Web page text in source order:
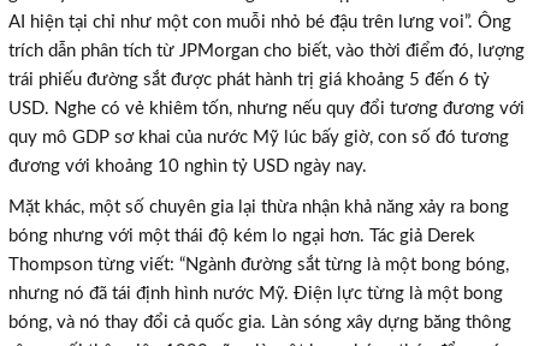
AI hiện tại chỉ như một con muỗi nhỏ bé đậu trên lưng voi”. Ông
trích dẫn phân tích từ JPMorgan cho biết, vào thời điểm đó, lượng
trái phiếu đường sắt được phát hành trị giá khoảng 5 đến 6 tỷ
USD. Nghe có vẻ khiêm tốn, nhưng nếu quy đổi tương đương với
quy mô GDP sơ khai của nước Mỹ lúc bấy giờ, con số đó tương
đương với khoảng 10 nghìn tỷ USD ngày nay.
Mặt khác, một số chuyên gia lại thừa nhận khả năng xảy ra bong
bóng nhưng với một thái độ kém lo ngại hơn. Tác giả Derek
Thompson từng viết: “Ngành đường sắt từng là một bong bóng,
nhưng nó đã tái định hình nước Mỹ. Điện lực từng là một bong
bóng, và nó thay đổi cả quốc gia. Làn sóng xây dựng băng thông